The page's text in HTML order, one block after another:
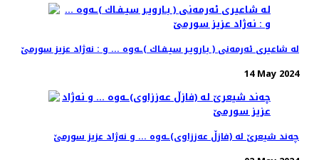
له‌ شاعیری ئه‌رمه‌نی ( بـارویـر سیـفـاك )ـه‌وه‌ ... و : نه‌ژاد عزیز سورمێ
14 May 2024
چه‌ند شیعرێ له‌ (فازڵ عه‌ززاوی)ـه‌وه‌ ... و نه‌ژاد عزیز سورمێ